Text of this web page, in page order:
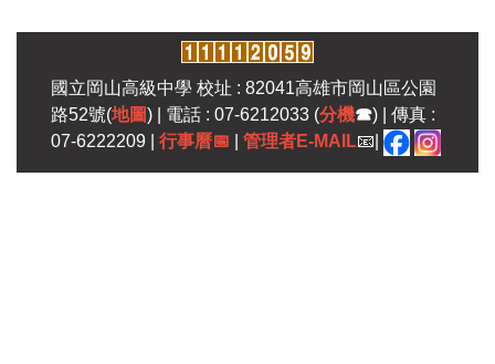
國立岡山高級中學 校址 : 82041高雄市岡山區公園
路52號(地圖) | 電話 : 07-6212033 (分機☎) | 傳真 :
07-6222209 | 行事曆📅 管理者E-MAIL📧|